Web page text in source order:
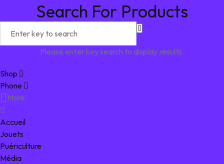
Search For Products
Please enter key search to display results.
Shop
Phone
More
Accueil
Jouets
Puériculture
Média